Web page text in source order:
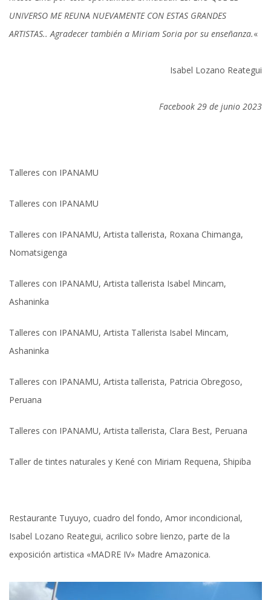
UNIVERSO ME REUNA NUEVAMENTE CON ESTAS GRANDES
ARTISTAS.. Agradecer también a Miriam Soria por su enseñanza.«
Isabel Lozano Reategui
Facebook 29 de junio 2023
Talleres con IPANAMU
Talleres con IPANAMU
Talleres con IPANAMU, Artista tallerista, Roxana Chimanga,
Nomatsigenga
Talleres con IPANAMU, Artista tallerista Isabel Mincam,
Ashaninka
Talleres con IPANAMU, Artista Tallerista Isabel Mincam,
Ashaninka
Talleres con IPANAMU, Artista tallerista, Patricia Obregoso,
Peruana
Talleres con IPANAMU, Artista tallerista, Clara Best, Peruana
Taller de tintes naturales y Kené con Miriam Requena, Shipiba
Restaurante Tuyuyo, cuadro del fondo, Amor incondicional,
Isabel Lozano Reategui, acrilico sobre lienzo, parte de la
exposición artistica «MADRE IV» Madre Amazonica.